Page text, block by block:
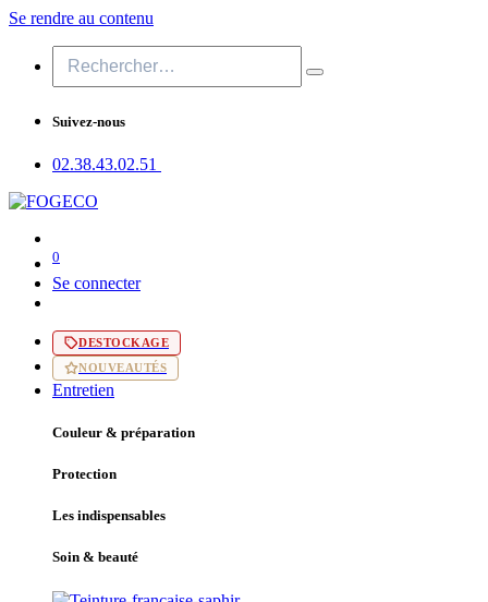
Se rendre au contenu
Suivez-nous
02.38.43​.02.51
0
Se connecter
DESTOCKAGE
NOUVEAUTÉS
Entretien
Couleur & préparation
Protection
Les indispensables
Soin & beauté